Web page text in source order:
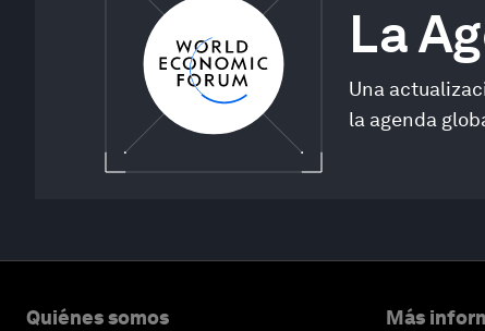
La
Una
la agenda
Quiénes somos Más